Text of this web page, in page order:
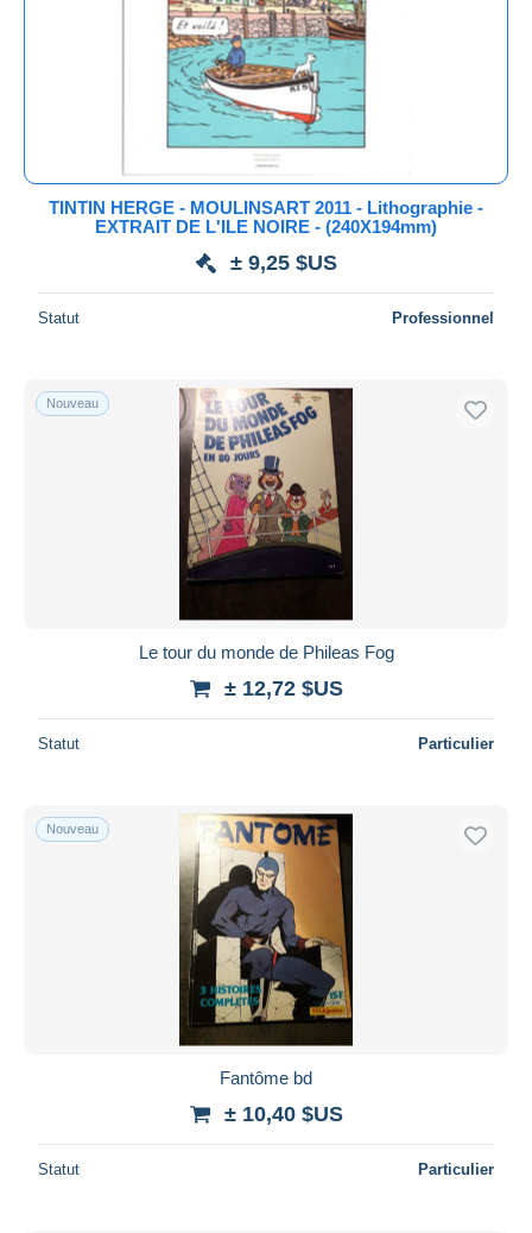
Méthodes de paiement
PayPal
Virement bancaire
Mastercard
Bancontact
iDeal
Appliquer
TINTIN HERGE - MOULINSART 2011 - Lithographie -
EXTRAIT DE L'ILE NOIRE - (240X194mm)
± 9,25 $US
Statut Professionnel
Nouveau
Le tour du monde de Phileas Fog
± 12,72 $US
Statut Particulier
Nouveau
Fantôme bd
± 10,40 $US
Statut Particulier